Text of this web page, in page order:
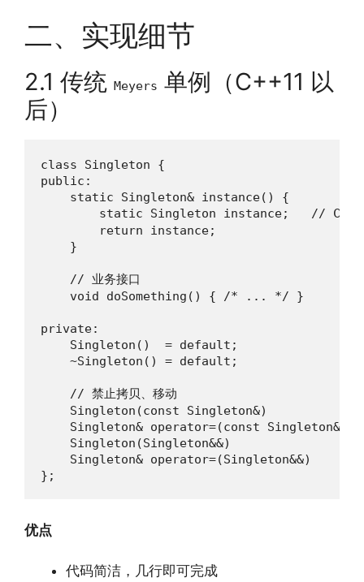
二、实现细节
2.1 传统 Meyers 单例（C++11 以
后）
class Singleton {
public:
    static Singleton& instance() {
static Singleton instance;   // C++11
        return instance;
    }
    // 业务接口
    void doSomething() { /* ... */ }
private:
    Singleton()  = default;
    ~Singleton() = default;
    // 禁止拷贝、移动
Singleton(const Singleton&)
Singleton& operator=(const Singleton&)
Singleton(Singleton&&)
Singleton& operator=(Singleton&&)
};
优点
代码简洁，几行即可完成